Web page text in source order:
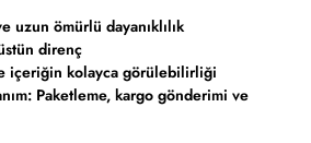
uzun ömürlü dayanıklılık
direnç
içeriğin kolayca görülebilirliği
Paketleme, kargo gönderimi ve